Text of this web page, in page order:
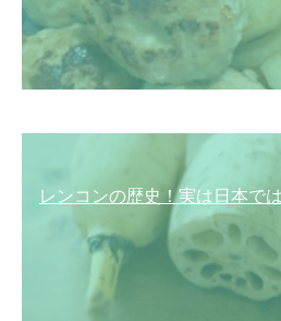
レンコンの歴史！実は日本で